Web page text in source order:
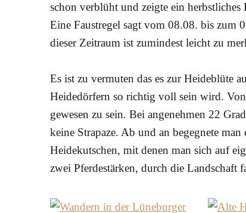
schon verblüht und zeigte ein
Eine Faustregel sagt vom 08.08. bis zum
dieser Zeitraum ist zumindest leicht zu
Es ist zu vermuten das es zur Heideblüte
Heidedörfern so richtig voll sein wird.
gewesen zu sein. Bei angenehmen 22
keine Strapaze. Ab und an begegnete
Heidekutschen, mit denen man sich auf
zwei Pferdestärken, durch die Landschaft